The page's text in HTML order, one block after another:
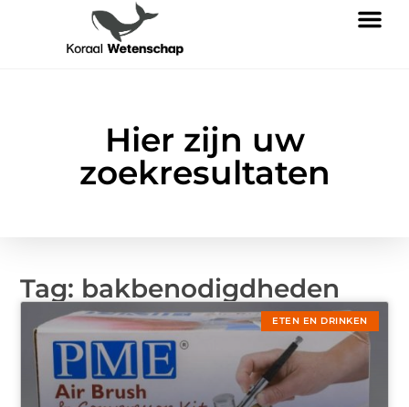
Hier zijn uw
zoekresultaten
Tag: bakbenodigdheden
ETEN EN DRINKEN